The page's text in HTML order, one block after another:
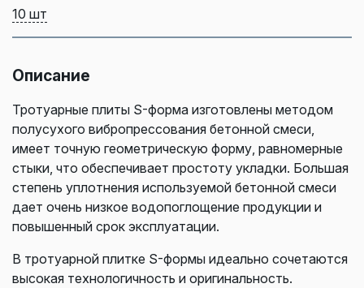
10 шт
Описание
Тротуарные плиты S-форма изготовлены методом
полусухого вибропрессования бетонной смеси,
имеет точную геометрическую форму, равномерные
стыки, что обеспечивает простоту укладки. Большая
степень уплотнения используемой бетонной смеси
дает очень низкое водопоглощение продукции и
повышенный срок эксплуатации.
В тротуарной плитке S-формы идеально сочетаются
высокая технологичность и оригинальность.